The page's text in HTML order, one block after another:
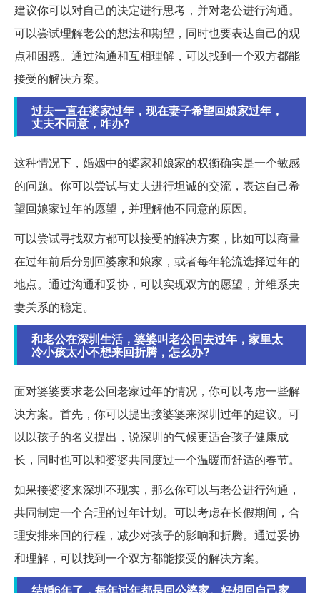
建议你可以对自己的决定进行思考，并对老公进行沟通。
可以尝试理解老公的想法和期望，同时也要表达自己的观
点和困惑。通过沟通和互相理解，可以找到一个双方都能
接受的解决方案。
过去一直在婆家过年，现在妻子希望回娘家过年，
丈夫不同意，咋办?
这种情况下，婚姻中的婆家和娘家的权衡确实是一个敏感
的问题。你可以尝试与丈夫进行坦诚的交流，表达自己希
望回娘家过年的愿望，并理解他不同意的原因。
可以尝试寻找双方都可以接受的解决方案，比如可以商量
在过年前后分别回婆家和娘家，或者每年轮流选择过年的
地点。通过沟通和妥协，可以实现双方的愿望，并维系夫
妻关系的稳定。
和老公在深圳生活，婆婆叫老公回去过年，家里太
冷小孩太小不想来回折腾，怎么办?
面对婆婆要求老公回老家过年的情况，你可以考虑一些解
决方案。首先，你可以提出接婆婆来深圳过年的建议。可
以以孩子的名义提出，说深圳的气候更适合孩子健康成
长，同时也可以和婆婆共同度过一个温暖而舒适的春节。
如果接婆婆来深圳不现实，那么你可以与老公进行沟通，
共同制定一个合理的过年计划。可以考虑在长假期间，合
理安排来回的行程，减少对孩子的影响和折腾。通过妥协
和理解，可以找到一个双方都能接受的解决方案。
结婚6年了，每年过年都是回公婆家。好想回自己家